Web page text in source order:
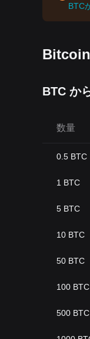
BTC
BTC か
数量
0.5 BTC
1 BTC
5 BTC
10 BTC
50 BTC
100 BTC
500 BTC